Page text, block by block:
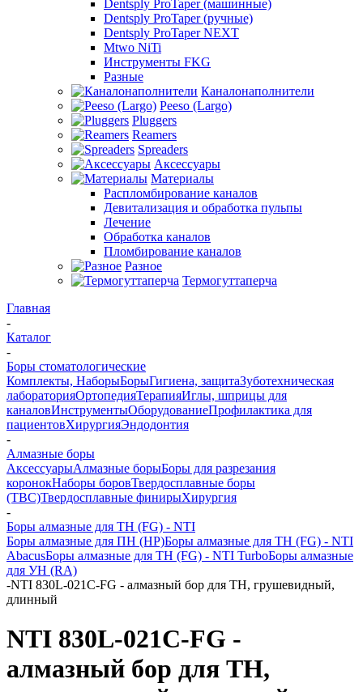
Dentsply ProTaper (машинные)
Dentsply ProTaper (ручные)
Dentsply ProTaper NEXT
Mtwo NiTi
Инструменты FKG
Разные
Каналонаполнители
Peeso (Largo)
Pluggers
Reamers
Spreaders
Аксессуары
Материалы
Распломбирование каналов
Девитализация и обработка пульпы
Лечение
Обработка каналов
Пломбирование каналов
Разное
Термогуттаперча
Главная
-
Каталог
-
Боры стоматологические
Комплекты, НаборыБорыГигиена, защитаЗуботехническая
лабораторияОртопедияТерапияИглы, шприцы для
каналовИнструментыОборудованиеПрофилактика для
пациентовХирургияЭндодонтия
-
Алмазные боры
АксессуарыАлмазные борыБоры для разрезания
коронокНаборы боровТвердосплавные боры
(ТВС)Твердосплавные финирыХирургия
-
Боры алмазные для ТН (FG) - NTI
Боры алмазные для ПН (HP)Боры алмазные для ТН (FG) - NTI
AbacusБоры алмазные для ТН (FG) - NTI TurboБоры алмазные
для УН (RA)
-NTI 830L-021C-FG - алмазный бор для ТН, грушевидный,
длинный
NTI 830L-021C-FG -
алмазный бор для ТН,